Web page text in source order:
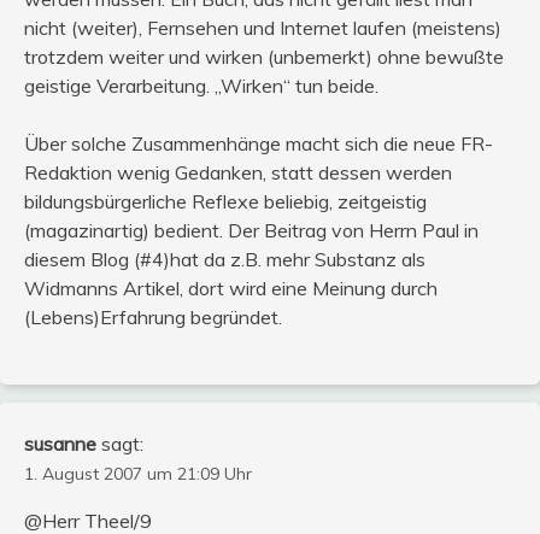
nicht (weiter), Fernsehen und Internet laufen (meistens)
trotzdem weiter und wirken (unbemerkt) ohne bewußte
geistige Verarbeitung. „Wirken“ tun beide.
Über solche Zusammenhänge macht sich die neue FR-
Redaktion wenig Gedanken, statt dessen werden
bildungsbürgerliche Reflexe beliebig, zeitgeistig
(magazinartig) bedient. Der Beitrag von Herrn Paul in
diesem Blog (#4)hat da z.B. mehr Substanz als
Widmanns Artikel, dort wird eine Meinung durch
(Lebens)Erfahrung begründet.
susanne sagt:
1. August 2007 um 21:09 Uhr
@Herr Theel/9